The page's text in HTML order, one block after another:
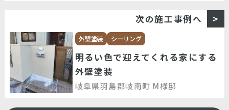
次の施工事例へ
外壁塗装 シーリング
明るい色で迎えてくれる家にする
外壁塗装
岐阜県羽島郡岐南町 M様邸